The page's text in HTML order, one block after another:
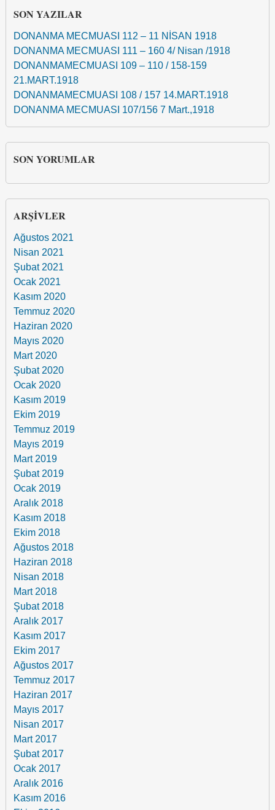
SON YAZILAR
DONANMA MECMUASI 112 – 11 NİSAN 1918
DONANMA MECMUASI 111 – 160 4/ Nisan /1918
DONANMAMECMUASI 109 – 110 / 158-159
21.MART.1918
DONANMAMECMUASI 108 / 157 14.MART.1918
DONANMA MECMUASI 107/156 7 Mart.,1918
SON YORUMLAR
ARŞIVLER
Ağustos 2021
Nisan 2021
Şubat 2021
Ocak 2021
Kasım 2020
Temmuz 2020
Haziran 2020
Mayıs 2020
Mart 2020
Şubat 2020
Ocak 2020
Kasım 2019
Ekim 2019
Temmuz 2019
Mayıs 2019
Mart 2019
Şubat 2019
Ocak 2019
Aralık 2018
Kasım 2018
Ekim 2018
Ağustos 2018
Haziran 2018
Nisan 2018
Mart 2018
Şubat 2018
Aralık 2017
Kasım 2017
Ekim 2017
Ağustos 2017
Temmuz 2017
Haziran 2017
Mayıs 2017
Nisan 2017
Mart 2017
Şubat 2017
Ocak 2017
Aralık 2016
Kasım 2016